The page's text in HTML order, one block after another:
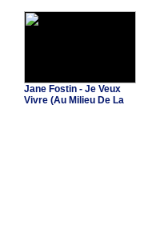
Jane Fostin - Je Veux
Vivre (Au Milieu De La